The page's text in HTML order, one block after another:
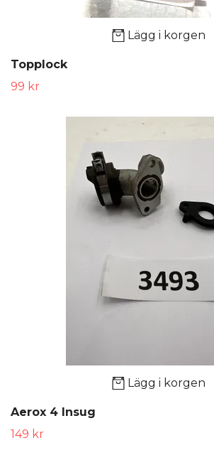
Lägg i korgen
Topplock
99 kr
Lägg i korgen
Aerox 4 Insug
149 kr